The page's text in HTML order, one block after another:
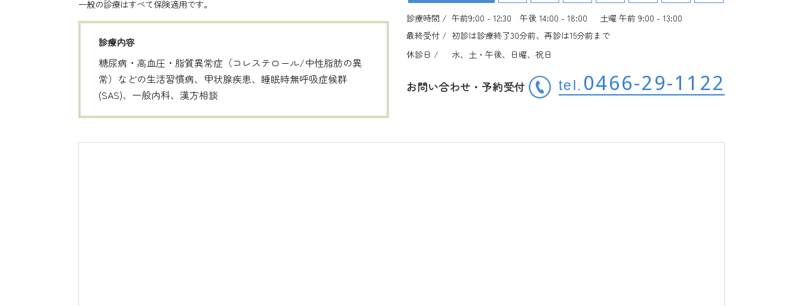
一般の診療はすべて保険適用です。
診療内容
糖尿病・高血圧・脂質異常症（コレステロール/中性脂肪の異
常）などの生活習慣病、甲状腺疾患、睡眠時無呼吸症候群
(SAS)、一般内科、漢方相談
診療時間 / 午前9:00 - 12:30 午後 14:00 - 18:00
土曜 午前 9:00 - 13:00
最終受付 / 初診は診療終了30分前、再診は15分前まで
休診日 /
水、土・午後、日曜、祝日
お問い合わせ・予約受付 0466-29-1122